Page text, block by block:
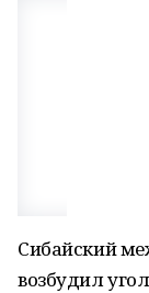
Сибайский
возбудил